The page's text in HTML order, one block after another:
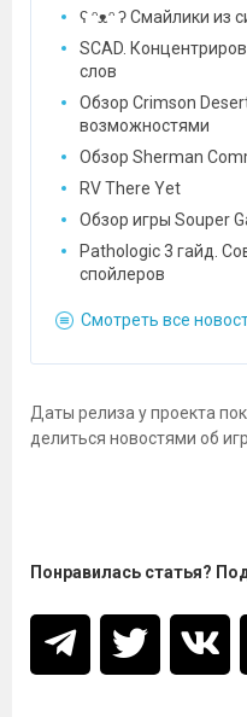
ʕ ᵔᴥᵔ ʔ Смайлики из
SCAD.
слов
Обзор Crimson
возможностями
Обзор Sherman
RV There Yet
Обзор игры Souper
Pathologic 3 гайд.
спойлеров
Смотреть все
Даты релиза у проекта
делиться новостями об
Понравилась статья?